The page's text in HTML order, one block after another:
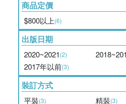
商品定價
$800以上(6)
出版日期
2020~2021(2)
2017年以前(3)
裝訂方式
平裝(3) 精裝(3)